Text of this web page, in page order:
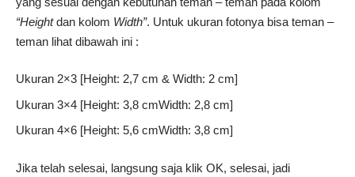
“Heightdan kolom Width”. Untuk ukuran fotonya bisa teman –
teman lihat dibawah ini :
Ukuran 2×3 [Height: 2,7 cm & Width: 2 cm]
Ukuran 3×4 [Height: 3,8 cmWidth: 2,8 cm]
Ukuran 4×6 [Height: 5,6 cmWidth: 3,8 cm]
Jika telah selesai, langsung saja klik OK, selesai, jadi